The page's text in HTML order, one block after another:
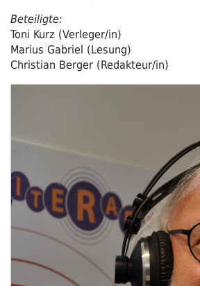
Beteiligte:
Toni Kurz (Verleger/in)
Marius Gabriel (Lesung)
Christian Berger (Redakteur/in)